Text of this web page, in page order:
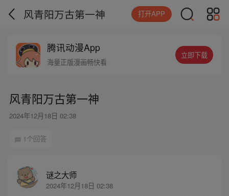
风青阳万古第一神 打开APP
腾讯动漫App
海量正版漫画畅快看
立即下载
风青阳万古第一神
2024年12月18日 02:38
1个回答
谜之大师
2024年12月18日 02:38